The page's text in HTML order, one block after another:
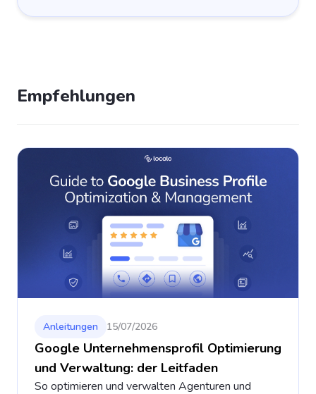
Empfehlungen
Anleitungen 15/07/2026
Google Unternehmensprofil Optimierung
und Verwaltung: der Leitfaden
So optimieren und verwalten Agenturen und